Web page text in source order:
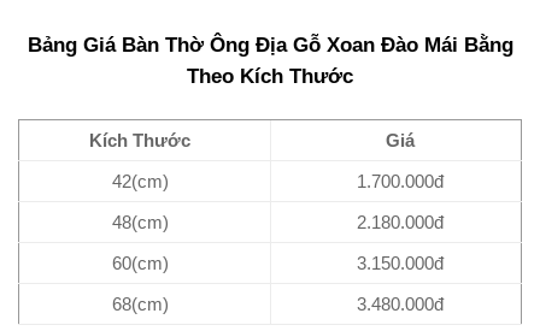
Bảng Giá Bàn Thờ Ông Địa Gỗ Xoan Đào Mái Bằng
Theo Kích Thước
Kích Thước
Giá
42(cm)
1.700.000đ
48(cm)
2.180.000đ
60(cm)
3.150.000đ
68(cm)
3.480.000đ